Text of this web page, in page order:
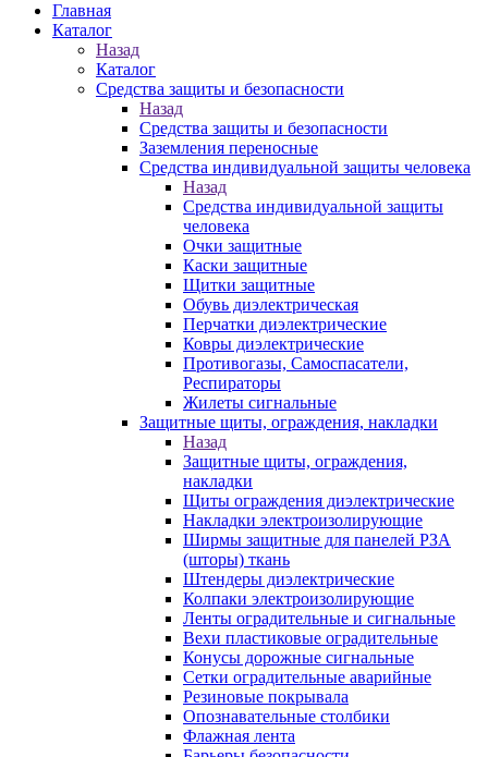
Главная
Каталог
Назад
Каталог
Средства защиты и безопасности
Назад
Средства защиты и безопасности
Заземления переносные
Средства индивидуальной защиты человека
Назад
Средства индивидуальной защиты
человека
Очки защитные
Каски защитные
Щитки защитные
Обувь диэлектрическая
Перчатки диэлектрические
Ковры диэлектрические
Противогазы, Самоспасатели,
Респираторы
Жилеты сигнальные
Защитные щиты, ограждения, накладки
Назад
Защитные щиты, ограждения,
накладки
Щиты ограждения диэлектрические
Накладки электроизолирующие
Ширмы защитные для панелей РЗА
(шторы) ткань
Штендеры диэлектрические
Колпаки электроизолирующие
Ленты оградительные и сигнальные
Вехи пластиковые оградительные
Конусы дорожные сигнальные
Сетки оградительные аварийные
Резиновые покрывала
Опознавательные столбики
Флажная лента